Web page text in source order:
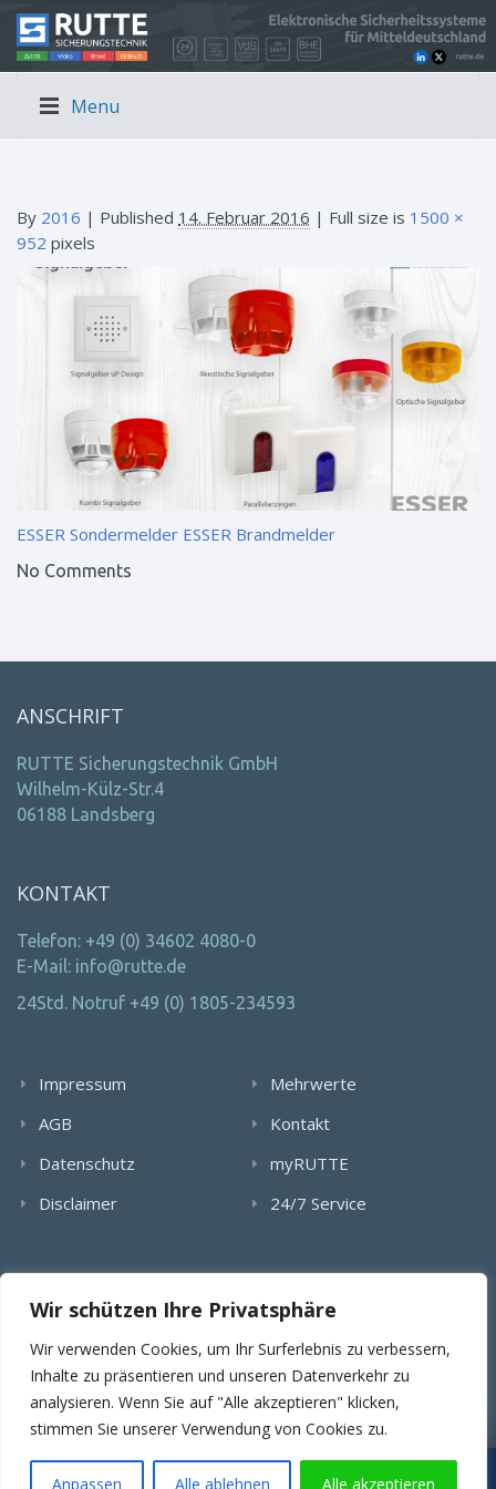
Wir schützen Ihre Privatsphäre
Wir verwenden Cookies, um Ihr Surferlebnis zu verbessern,
Inhalte zu präsentieren und unseren Datenverkehr zu
analysieren. Wenn Sie auf "Alle akzeptieren" klicken,
stimmen Sie unserer Verwendung von Cookies zu.
Anpassen Alle ablehnen Alle akzeptieren
Menu
By 2016 | Published 14. Februar 2016 | Full size is 1500 ×
952 pixels
ESSER Sondermelder ESSER Brandmelder
No Comments
ANSCHRIFT
RUTTE Sicherungstechnik GmbH
Wilhelm-Külz-Str.4
06188 Landsberg
KONTAKT
Telefon: +49 (0) 34602 4080-0
E-Mail: info@rutte.de
24Std. Notruf +49 (0) 1805-234593
Impressum
AGB
Datenschutz
Disclaimer
Mehrwerte
Kontakt
myRUTTE
24/7 Service
Verlinkung von Bildern, textlichen Inhalten und Videos bedarf
der schriftlichen Genehmigung der RUTTE Sicherungstechnik
© 2025 RUTTE Sicherungstechnik GmbH.